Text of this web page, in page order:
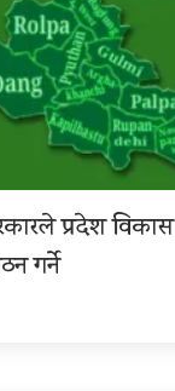
प्रदेश विकास
गर्ने